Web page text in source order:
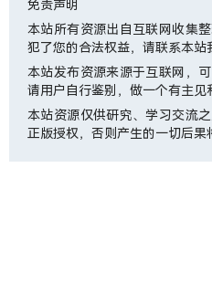
免责声明
本站所有资源出自互联网收集
犯了您的合法权益，请联系本站
本站发布资源来源于互联网，
请用户自行鉴别，做一个有主见
本站资源仅供研究、学习交流
正版授权，否则产生的一切后果